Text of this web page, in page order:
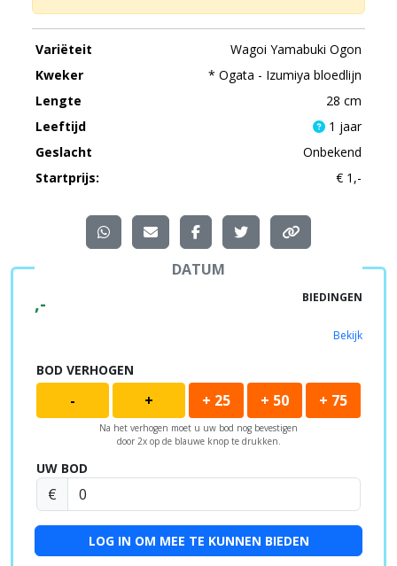
Variëteit
Wagoi Yamabuki Ogon
Kweker
* Ogata - Izumiya bloedlijn
Lengte
28 cm
Leeftijd
1 jaar
Geslacht
Onbekend
Startprijs:
€ 1,-
DATUM
,- BIEDINGEN
Bekijk
BOD VERHOGEN
- + + 25 + 50 + 75
Na het verhogen moet u uw bod nog bevestigen
door 2x op de blauwe knop te drukken.
UW BOD
€
LOG IN OM MEE TE KUNNEN BIEDEN